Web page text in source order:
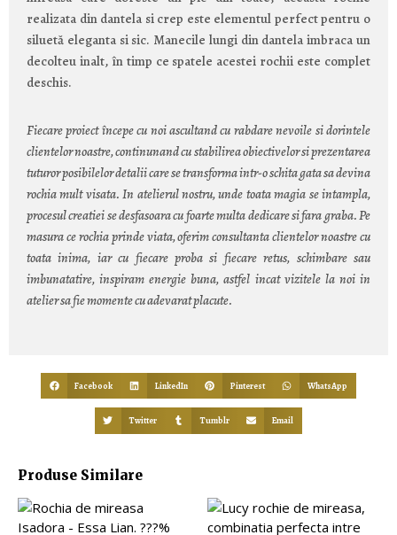
realizata din dantela si crep este elementul perfect pentru o
siluetă eleganta si sic. Manecile lungi din dantela imbraca un
decolteu inalt, în timp ce spatele acestei rochii este complet
deschis.
Fiecare proiect începe cu noi ascultand cu rabdare nevoile si dorintele
clientelor noastre, continunand cu stabilirea obiectivelor si prezentarea
tuturor posibilelor detalii care se transforma intr-o schita gata sa devina
rochia mult visata. In atelierul nostru, unde toata magia se intampla,
procesul creatiei se desfasoara cu foarte multa dedicare si fara graba. Pe
masura ce rochia prinde viata, oferim consultanta clientelor noastre cu
toata inima, iar cu fiecare proba si fiecare retus, schimbare sau
imbunatatire, inspiram energie buna, astfel incat vizitele la noi in
atelier sa fie momente cu adevarat placute.
Facebook LinkedIn Pinterest WhatsApp
Twitter Tumblr Email
Produse Similare